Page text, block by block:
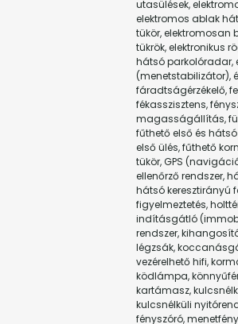
utasülések,
elektromos ablak
tükör, elektromosan
tükrök, elektronikus
hátsó parkolóradar,
(menetstabilizátor),
fáradtságérzékelő,
fékasszisztens,
magasságállítás,
fűthető első és
első ülés, fűthető
tükör, GPS
ellenőrző rendszer,
hátsó keresztirányú
figyelmeztetés,
indításgátló
rendszer,
légzsák,
vezérelhető hifi,
ködlámpa,
kartámasz,
kulcsnélküli
fényszóró,